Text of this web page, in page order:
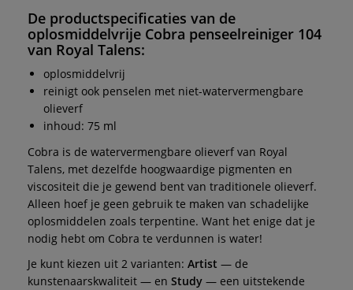
De productspecificaties van de
oplosmiddelvrije Cobra penseelreiniger 104
van Royal Talens:
oplosmiddelvrij
reinigt ook penselen met niet-watervermengbare
olieverf
inhoud: 75 ml
Cobra is de watervermengbare olieverf van Royal
Talens, met dezelfde hoogwaardige pigmenten en
viscositeit die je gewend bent van traditionele olieverf.
Alleen hoef je geen gebruik te maken van schadelijke
oplosmiddelen zoals terpentine. Want het enige dat je
nodig hebt om Cobra te verdunnen is water!
Je kunt kiezen uit 2 varianten: Artist — de
kunstenaarskwaliteit — en Study — een uitstekende